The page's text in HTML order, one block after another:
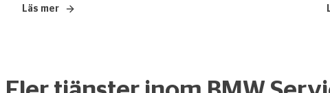
Läs mer
– Behovsorienterad service